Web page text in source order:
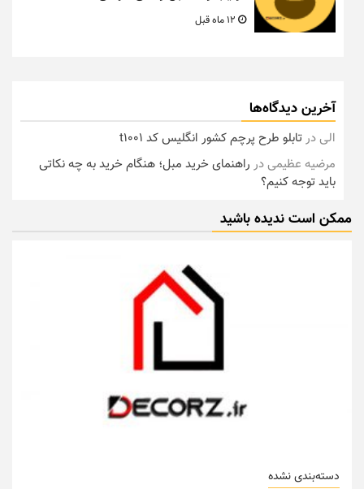
آخرین دیدگاه‌ها
الیدرتابلو طرح پرچم کشور انگلیس کد t1001
مرضیه عظیمیدر راهنمای خرید مبل؛ هنگام خرید به چه نکاتی
باید توجه کنیم؟
ممکن است ندیده باشید
دسته‌بندی نشده